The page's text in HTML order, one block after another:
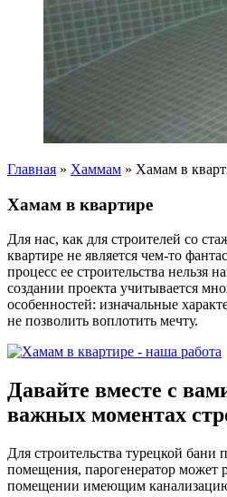
Главная » Хаммам » Хамам в
Хамам в квартире
Для нас, как для строителей со
квартире не является чем-то
процесс ее строительства нельзя
создании проекта учитывается
особенностей: изначальные
не позволить воплотить мечту.
Давайте вместе с
важных моментах
Для строительства турецкой бани
помещения, парогенератор может
помещении имеющим